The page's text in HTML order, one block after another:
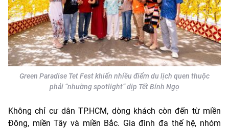
Green Paradise Tet Fest khiến nhiều điểm du lịch quen thuộc
phải “nhường spotlight” dịp Tết Bính Ngọ
Không chỉ cư dân TP.HCM, dòng khách còn đến từ miền
Đông, miền Tây và miền Bắc. Gia đình đa thế hệ, nhóm